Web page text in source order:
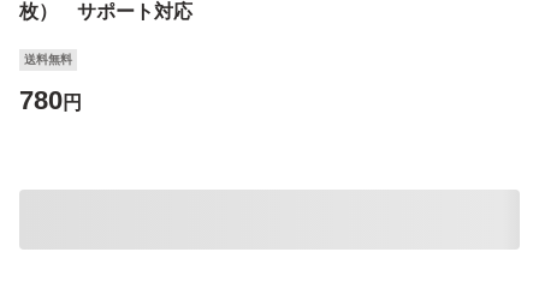
枚） サポート対応
送料無料
780円